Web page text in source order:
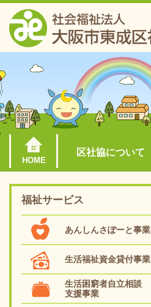
HOME
区社協について
福祉サービス
あんしんさぽーと事業
生活福祉資金貸付事業
生活困窮者自立相談
支援事業